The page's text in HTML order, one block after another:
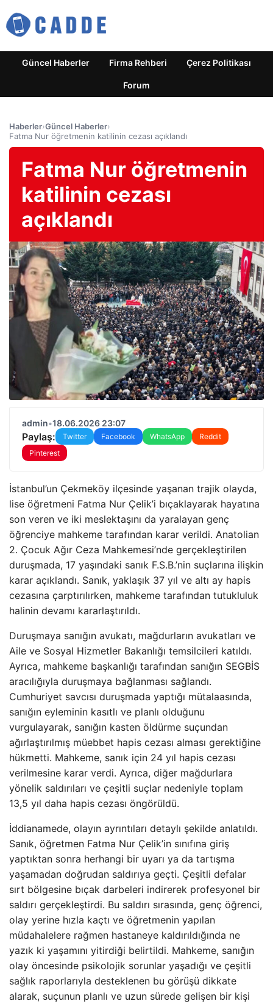
Güncel Haberler Firma Rehberi Çerez Politikası
Forum
Haberler›Güncel Haberler›
Fatma Nur öğretmenin katilinin cezası açıklandı
Fatma Nur öğretmenin
katilinin cezası
açıklandı
admin•18.06.2026 23:07
Paylaş: Twitter Facebook WhatsApp
Reddit
Pinterest
İstanbul’un Çekmeköy ilçesinde yaşanan trajik olayda,
lise öğretmeni Fatma Nur Çelik’i bıçaklayarak hayatına
son veren ve iki meslektaşını da yaralayan genç
öğrenciye mahkeme tarafından karar verildi. Anatolian
2. Çocuk Ağır Ceza Mahkemesi’nde gerçekleştirilen
duruşmada, 17 yaşındaki sanık F.S.B.’nin suçlarına ilişkin
karar açıklandı. Sanık, yaklaşık 37 yıl ve altı ay hapis
cezasına çarptırılırken, mahkeme tarafından tutukluluk
halinin devamı kararlaştırıldı.
Duruşmaya sanığın avukatı, mağdurların avukatları ve
Aile ve Sosyal Hizmetler Bakanlığı temsilcileri katıldı.
Ayrıca, mahkeme başkanlığı tarafından sanığın SEGBİS
aracılığıyla duruşmaya bağlanması sağlandı.
Cumhuriyet savcısı duruşmada yaptığı mütalaasında,
sanığın eyleminin kasıtlı ve planlı olduğunu
vurgulayarak, sanığın kasten öldürme suçundan
ağırlaştırılmış müebbet hapis cezası alması gerektiğine
hükmetti. Mahkeme, sanık için 24 yıl hapis cezası
verilmesine karar verdi. Ayrıca, diğer mağdurlara
yönelik saldırıları ve çeşitli suçlar nedeniyle toplam
13,5 yıl daha hapis cezası öngörüldü.
İddianamede, olayın ayrıntıları detaylı şekilde anlatıldı.
Sanık, öğretmen Fatma Nur Çelik’in sınıfına giriş
yaptıktan sonra herhangi bir uyarı ya da tartışma
yaşamadan doğrudan saldırıya geçti. Çeşitli defalar
sırt bölgesine bıçak darbeleri indirerek profesyonel bir
saldırı gerçekleştirdi. Bu saldırı sırasında, genç öğrenci,
olay yerine hızla kaçtı ve öğretmenin yapılan
müdahalelere rağmen hastaneye kaldırıldığında ne
yazık ki yaşamını yitirdiği belirtildi. Mahkeme, sanığın
olay öncesinde psikolojik sorunlar yaşadığı ve çeşitli
sağlık raporlarıyla desteklenen bu görüşü dikkate
alarak, suçunun planlı ve uzun sürede gelişen bir kişi